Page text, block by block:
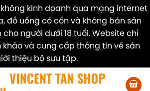
kinh doanh qua mạng internet
đồ uống có cồn và không bán sản
người dưới 18 tuổi. Website chỉ
và cung cấp thông tin về sản
thiệu bộ sưu tập.